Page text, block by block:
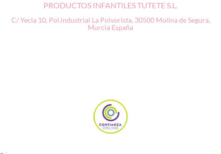
Haba
PRODUCTOS INFANTILES TUTETE S.L.
C/ Yecla 10, Pol.industrial La Polvorista, 30500 Molina de Segura,
Murcia España